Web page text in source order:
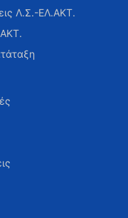
Λ.Σ.-ΕΛ.ΑΚΤ.